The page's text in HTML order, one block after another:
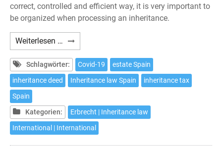
correct, controlled and efficient way, it is very important to
be organized when processing an inheritance.
Weiterlesen … Procedures
to
inherit
in
Spain
Schlagwörter: Covid-19
estate Spain
inheritance deed
Inheritance law Spain
inheritance tax
Spain
Kategorien:
Erbrecht | Inheritance law
International | International